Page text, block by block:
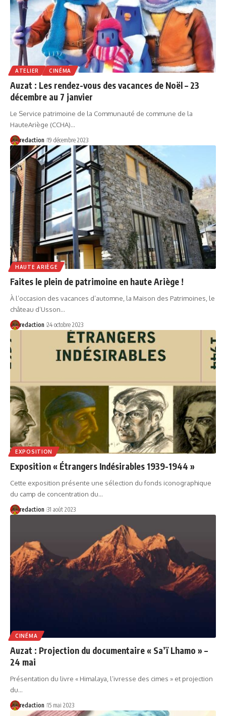
ATELIER CINÉMA
Auzat : Les rendez-vous des vacances de Noël – 23
décembre au 7 janvier
Le Service patrimoine de la Communauté de commune de la
HauteAriège (CCHA)…
redaction 19 décembre 2023
HAUTE ARIÈGE
Faites le plein de patrimoine en haute Ariège !
À l’occasion des vacances d’automne, la Maison des Patrimoines, le
château d’Usson…
redaction 24 octobre 2023
EXPOSITION
Exposition « Étrangers Indésirables 1939-1944 »
Cette exposition présente une sélection du fonds iconographique
du camp de concentration du…
redaction 31 août 2023
CINÉMA
Auzat : Projection du documentaire « Sa’ï Lhamo » –
24 mai
Présentation du livre « Himalaya, l’ivresse des cimes » et projection
du…
redaction 15 mai 2023